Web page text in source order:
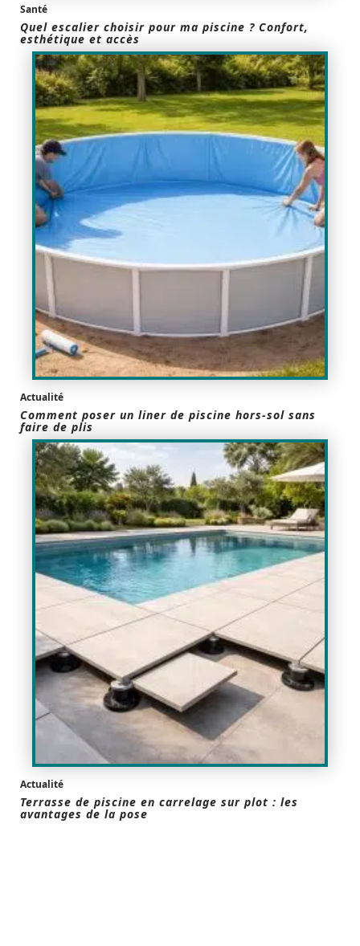
Santé
Quel escalier choisir pour ma piscine ? Confort,
esthétique et accès
Actualité
Comment poser un liner de piscine hors-sol sans
faire de plis
Actualité
Terrasse de piscine en carrelage sur plot : les
avantages de la pose